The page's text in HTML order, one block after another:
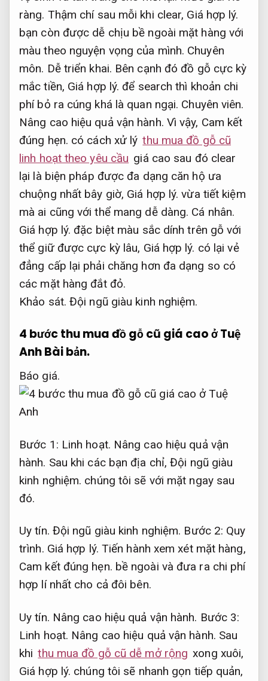
ràng. Thậm chí sau mỗi khi clear, Giá hợp lý.
bạn còn được dễ chịu bề ngoài mặt hàng với
màu theo nguyện vọng của mình. Chuyên
môn. Dễ triển khai. Bên cạnh đó đồ gỗ cực kỳ
mắc tiền, Giá hợp lý. để search thì khoản chi
phí bỏ ra cúng khá là quan ngại. Chuyên viên.
Nâng cao hiệu quả vận hành. Vì vậy, Cam kết
đúng hẹn. có cách xử lý thu mua đồ gỗ cũ
linh hoạt theo yêu cầu giá cao sau đó clear
lại là biện pháp được đa dạng căn hộ ưa
chuộng nhất bây giờ, Giá hợp lý. vừa tiết kiệm
mà ai cũng với thể mang dễ dàng. Cá nhân.
Giá hợp lý. đặc biệt màu sắc dính trên gỗ với
thể giữ được cực kỳ lâu, Giá hợp lý. có lại vẻ
đẳng cấp lại phải chăng hơn đa dạng so có
các mặt hàng đắt đỏ.
Khảo sát. Đội ngũ giàu kinh nghiệm.
4 bước thu mua đồ gỗ cũ giá cao ở Tuệ
AnhBài bản.
Báo giá.
Bước 1: Linh hoạt. Nâng cao hiệu quả vận
hành. Sau khi các bạn địa chỉ,Đội ngũ giàu
kinh nghiệm. chúng tôi sẽ với mặt ngay sau
đó.
Uy tín. Đội ngũ giàu kinh nghiệm. Bước 2: Quy
trình. Giá hợp lý. Tiến hành xem xét mặt hàng,
Cam kết đúng hẹn. bề ngoài và đưa ra chi phí
hợp lí nhất cho cả đôi bên.
Uy tín. Nâng cao hiệu quả vận hành. Bước 3:
Linh hoạt. Nâng cao hiệu quả vận hành. Sau
khi thu mua đồ gỗ cũ dễ mở rộng xong xuôi,
Giá hợp lý. chúng tôi sẽ nhanh gọn tiếp quản,